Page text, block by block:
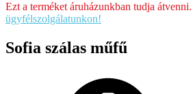
Ezt a terméket áruházunkban tudja
ügyfélszolgálatunkon!
Sofia szálas műfű